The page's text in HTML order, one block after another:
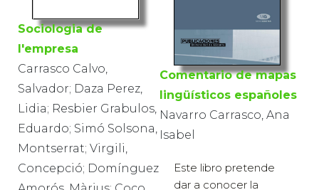
Sociologia de
l'empresa
Carrasco Calvo,
Salvador; Daza Perez,
Lidia; Resbier Grabulos,
Eduardo; Simó Solsona,
Montserrat; Virgili,
Concepció; Domínguez
Comentario de mapas
lingüísticos españoles
Navarro Carrasco, Ana
Isabel
Este libro pretende
dar a conocer la